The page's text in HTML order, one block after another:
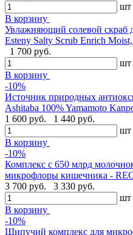
шт
В корзину
Увлажняющий солевой скраб
Esteny Salty Scrub Enrich
1 700 руб.
шт
В корзину
-10%
Источник природных
Ashitaba 100% Yamamoto
1 600 руб.
1 440 руб.
шт
В корзину
-10%
Комплекс с 650 млрд
микрофлоры кишечника -
3 700 руб.
3 330 руб.
шт
В корзину
-10%
Шипучий комплекс для